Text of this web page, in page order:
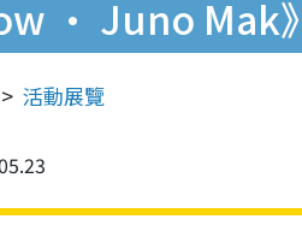
• Juno Mak
活動展覽